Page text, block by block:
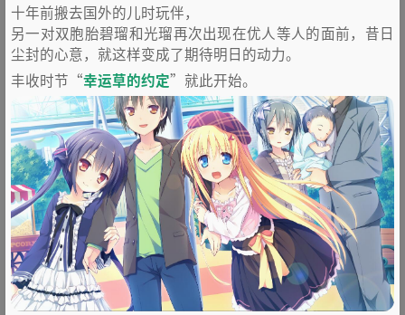
十年前搬去国外的儿时玩伴，
另一对双胞胎碧瑠和光瑠再次出现在优人等人的面前，昔日
尘封的心意，就这样变成了期待明日的动力。
丰收时节“幸运草的约定”就此开始。